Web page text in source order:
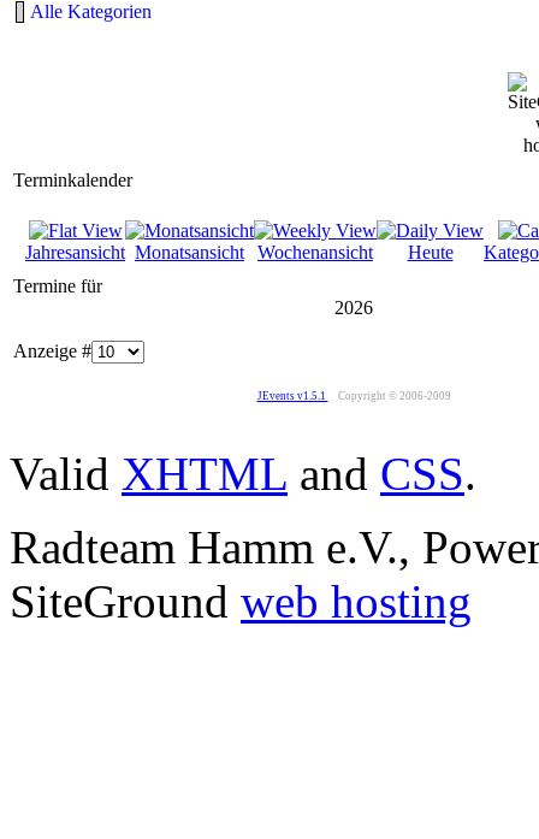
Alle Kategorien
Terminkalender
Jahresansicht Monatsansicht Wochenansicht Heute
Termine für
2026
Anzeige #
JEvents v1.5.1 Copyright © 2006-2009
Valid XHTML and CSS.
Radteam Hamm e.V.,
SiteGround web hosting